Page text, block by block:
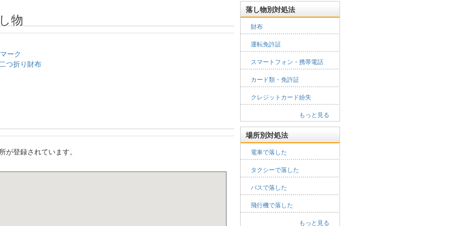
落し物別対処法
財布
運転免許証
スマートフォン・携帯電話
カード類・免許証
クレジットカード紛失
もっと見る
場所別対処法
電車で落した
タクシーで落した
バスで落した
飛行機で落した
もっと見る
物
ーク
つ折り財布
登録されています。